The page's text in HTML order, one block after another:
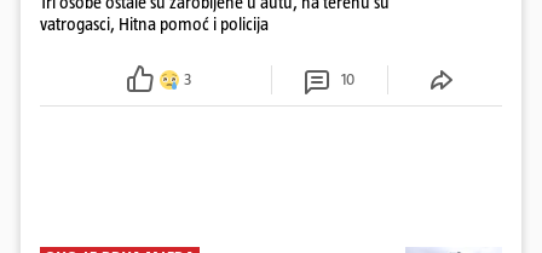
vatrogasci, Hitna pomoć i policija
3 10